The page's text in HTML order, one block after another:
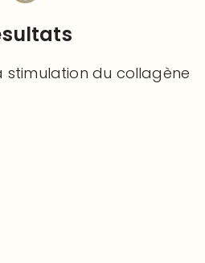
stimulation du collagène